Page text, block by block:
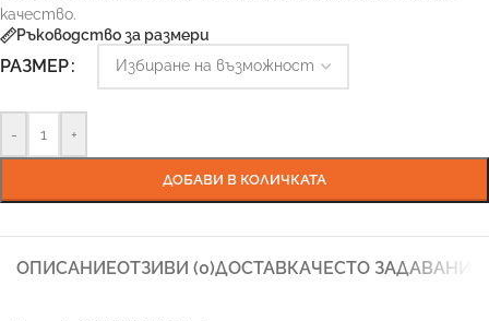
качество.
Ръководство за размери
РАЗМЕР
- +
ДОБАВИ В КОЛИЧКАТА
ОПИСАНИЕОТЗИВИ (0)ДОСТАВКАЧЕСТО ЗАДАВАНИ